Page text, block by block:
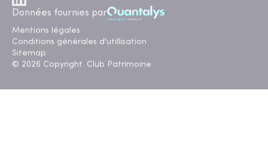
Données fournies par
Mentions légales
Conditions générales d'utillisation
Sitemap
© 2026 Copyright. Club Patrimoine